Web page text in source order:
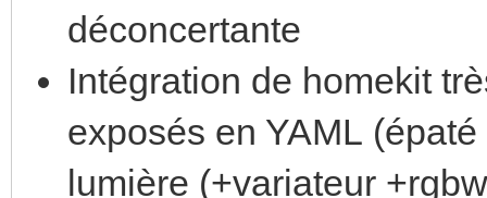
déconcertante
Intégration de homekit
exposés en YAML
lumière (+variateur